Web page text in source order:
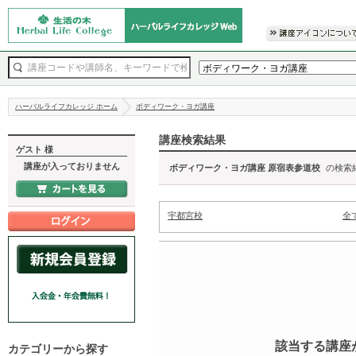
ハーバルライフカレッジ ホーム ボディワーク・ヨガ講座
ゲスト 様
講座が入っておりません
カテゴリーから探す
講座検索結果
ボディワーク・ヨガ講座 原宿表参道校 の検索
宇都宮校 全
該当する講座